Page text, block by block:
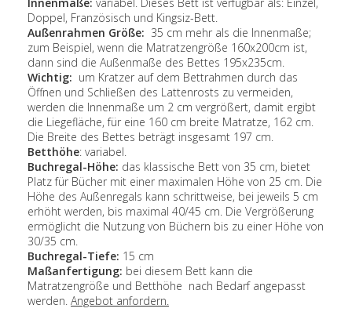
Doppel, Französisch und Kingsiz-Bett.
Außenrahmen Größe: 35 cm mehr als die Innenmaße;
zum Beispiel, wenn die Matratzengröße 160x200cm ist,
dann sind die Außenmaße des Bettes 195x235cm.
Wichtig: um Kratzer auf dem Bettrahmen durch das
Öffnen und Schließen des Lattenrosts zu vermeiden,
werden die Innenmaße um 2 cm vergrößert, damit ergibt
die Liegefläche, für eine 160 cm breite Matratze, 162 cm.
Die Breite des Bettes beträgt insgesamt 197 cm.
Betthöhe: variabel.
Buchregal-Höhe: das klassische Bett von 35 cm, bietet
Platz für Bücher mit einer maximalen Höhe von 25 cm. Die
Höhe des Außenregals kann schrittweise, bei jeweils 5 cm
erhöht werden, bis maximal 40/45 cm. Die Vergrößerung
ermöglicht die Nutzung von Büchern bis zu einer Höhe von
30/35 cm.
Buchregal-Tiefe: 15 cm
Maßanfertigung: bei diesem Bett kann die
Matratzengröße und Betthöhe nach Bedarf angepasst
werden. Angebot anfordern.